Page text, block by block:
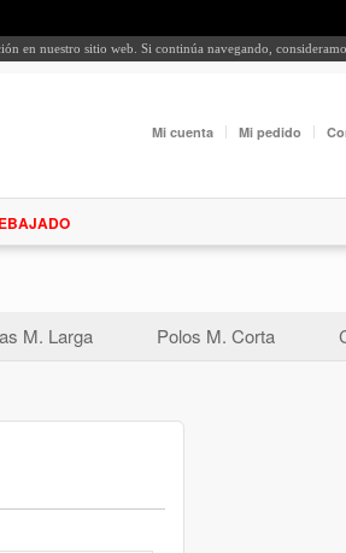
en nuestro sitio web. Si continúa navegando,
Mi cuenta Mi pedido
M. Larga Polos M. Corta